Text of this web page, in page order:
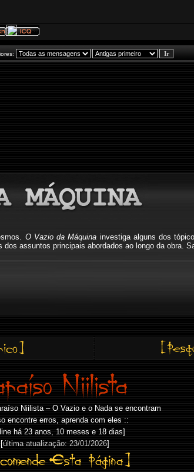
O Vazio da Máquina investiga alguns dos
assuntos principais abordados ao longo da obra.
Niilista – O Vazio e o Nada se encontram
encontre erros, aprenda com eles ::
há 23 anos, 10 meses e 18 dias]
[última atualização: 23/01/2026]